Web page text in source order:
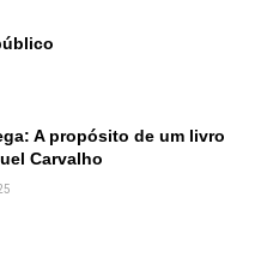
A propósito de um livro
Carvalho